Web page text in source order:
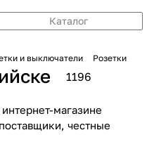
Каталог
и выключатели Розетки
1196
магазине
честные